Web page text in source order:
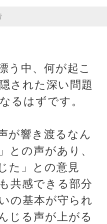
う中、何が起こ
された深い問題
るはずです。
が響き渡るなん
との声があり、
た」との意見
共感できる部分
の基本が守られ
じる声が上がる